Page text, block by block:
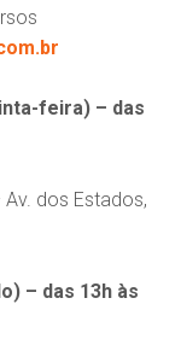
feira) – das
dos Estados,
– das 13h às